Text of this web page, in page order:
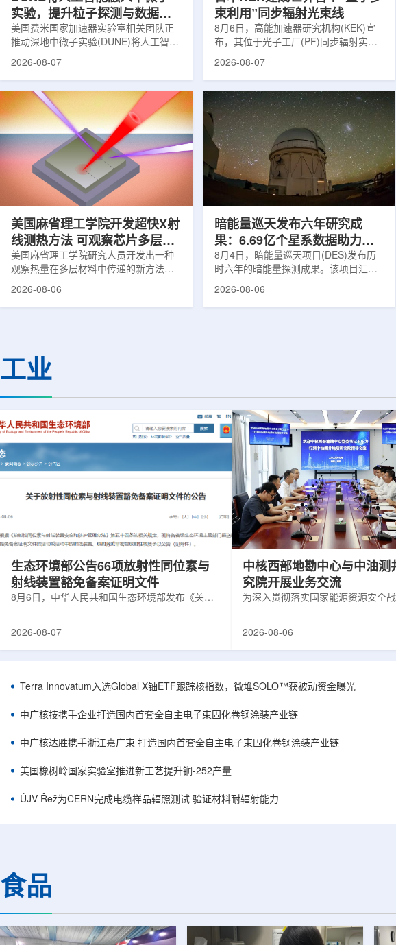
实验，提升粒子探测与数据处
理能力
美国费米国家加速器实验室相关团队正
推动深地中微子实验(DUNE)将人工智能
互作用识别、事件分类和探测器管理能
力。DUNE位于长基线中微子设施，目
前已开始安装大型中微子探测器模块的
结构元件。该实验由近探测器和远探测
器组成：近探测器位于费米实验室，远
探测器设在南达科他州桑福德地下研究
设施地下约1英里处。两个探测器都将采
用液氩时间投影室技术，用于记录中微
2026-08-07
束利用”同步辐射光束线
8月6日，高能加速器研究机构(KEK)宣
布，其位于光子工厂(PF)同步辐射实验
射线与软X射线两束光束的同步利用。据
介绍，BL-11A和BL-11B由同步辐射学术
基础设施网络合作建设。该网络由大学
联合使用机构及联合使用、联合研究中
心的同步辐射装置组成，定位为科研和
教育基础设施。新光束线的主要特点在
于，可在同一实验条件下同时使用硬X射
线和软X射线，完成过去需要分别开展的
2026-08-07
美国麻省理工学院开发超快X射
线测热方法 可观察芯片多层结
构热传递
美国麻省理工学院研究人员开发出一种
观察热量在多层材料中传递的新方法，
可用于精确测量计算机芯片等电子器件
多层结构时存在局限，例如常用的时域
热反射法难以区分不同材料层中的热传
题...
2026-08-06
暗能量巡天发布六年研究成
果：6.69亿个星系数据助力约
束宇宙加速膨胀
8月4日，暗能量巡天项目(DES)发布历
时六年的暗能量探测成果。该项目汇总
形成18篇相关论文，基于2013年至2019
加速...
2026-08-06
工业
生态环境部公告66项放射性同位素与
射线装置豁免备案证明文件
8月6日，中华人民共和国生态环境部发布《关于
将各省级生态环境主管部门报送的、已获得豁免
置、放射源或非密封放射性物质予以公告。随公
告发布的汇总表共列出66项备案记录，涉及山
东、天津、上海、河北、四川、甘肃、安徽、河
南、辽宁等地相关单位。备案内容涵盖...
2026-08-07
中核西部地勘中心与中油测
究院开展业务交流
为深入贯彻落实国家能源资源安全
地质研究院，开展专项技术交流研
内油气测井成套装备、井下探测、岩
验、智能测井解释、深井探测及多源
析等成熟技术体系，并结合实战案例
气盆地铀矿勘查经验。王乐力介绍了
2026-08-06
Terra Innovatum入选Global X铀ETF跟踪核指数，微堆SOLO™获被动资金曝光
中广核技携手企业打造国内首套全自主电子束固化卷钢涂装产业链
中广核达胜携手浙江嘉广束 打造国内首套全自主电子束固化卷钢涂装产业链
美国橡树岭国家实验室推进新工艺提升锎-252产量
ÚJV Řež为CERN完成电缆样品辐照测试 验证材料耐辐射能力
食品